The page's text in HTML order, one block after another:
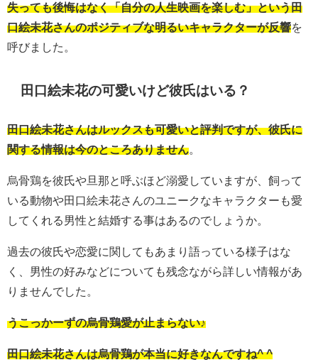
失っても後悔はなく「自分の人生映画を楽しむ」という田
口絵未花さんのポジティブな明るいキャラクターが反響を
呼びました。
田口絵未花の可愛いけど彼氏はいる？
田口絵未花さんはルックスも可愛いと評判ですが、彼氏に
関する情報は今のところありません
烏骨鶏を彼氏や旦那と呼ぶほど溺愛していますが、飼って
いる動物や田口絵未花さんのユニークなキャラクターも愛
してくれる男性と結婚する事はあるのでしょうか。
過去の彼氏や恋愛に関してもあまり語っている様子はな
く、男性の好みなどについても残念ながら詳しい情報があ
りませんでした。
うこっかーずの烏骨鶏愛が止まらない♪
田口絵未花さんは烏骨鶏が本当に好きなんですね^ ^